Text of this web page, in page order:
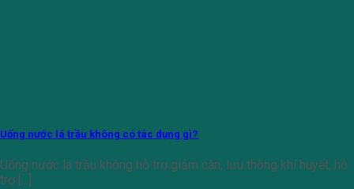
Uống nước lá trầu không có tác dụng gì?
Uống nước lá trầu không hỗ trợ giảm cân, lưu thông khí huyết, hỗ
trợ [...]